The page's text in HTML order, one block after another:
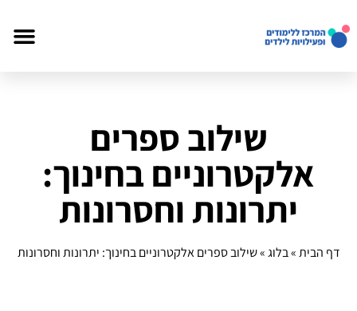
שילוב ספרים
אלקטרוניים בחינוך:
יתרונות וחסרונות
דף הבית»בלוג»שילוב ספרים אלקטרוניים בחינוך: יתרונות וחסרונות